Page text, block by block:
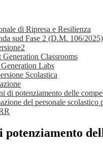
di Ripresa e Resilienza
sud Fase 2 (D.M. 106/2025)
Classrooms
Labs
Scolastica
di potenziamento delle
del personale